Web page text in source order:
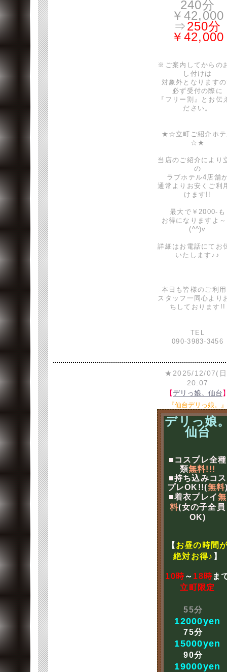
240分
￥42,000
⇒250分
￥42,000
※ご案内してからの
し付けは
対象外となります
必ず受付の際に
『フリー割』とお伝
ださい。
★☆立町ご紹介ホ
☆★
当店のご紹介により
の
ラブホテル4店舗
通常よりお安くご利
けます!!
最大で￥2000-も
お得になりますよ
(^^)v
詳細はお電話にてお
いたします♪♪
本日も皆様のご利
スタッフ一同心より
ちしております!!
TEL
090-3983-3456
★2025/12/07(
20:07
【デリっ娘。仙台
『仙台デリっ娘。』
デリっ娘
仙台
■コスプレ全種
類無料!!!
■持ち込みコス
プレOK!!(無料
■着衣プレイ無
料(女の子全員
OK)
【 お昼の時間
絶対お得♪ 】
10時～ 18時ま
立町限定
55分
12000yen
75分
15000yen
90分
19000yen